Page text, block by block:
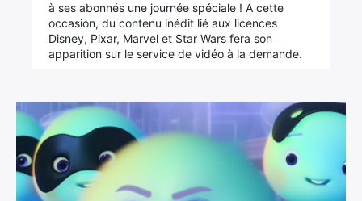
à ses abonnés une journée spéciale ! A cette
occasion, du contenu inédit lié aux licences
Disney, Pixar, Marvel et Star Wars fera son
apparition sur le service de vidéo à la demande.